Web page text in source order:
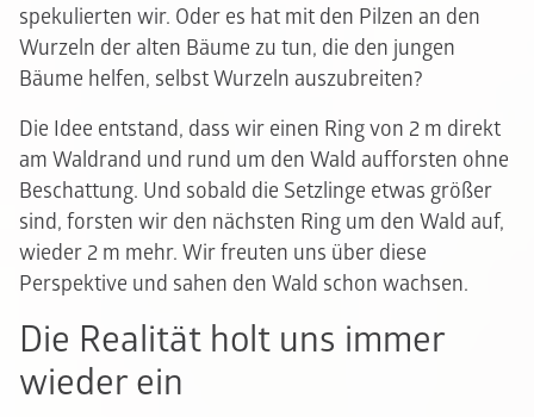
spekulierten wir. Oder es hat mit den Pilzen an den
Wurzeln der alten Bäume zu tun, die den jungen
Bäume helfen, selbst Wurzeln auszubreiten?
Die Idee entstand, dass wir einen Ring von 2 m direkt
am Waldrand und rund um den Wald aufforsten ohne
Beschattung. Und sobald die Setzlinge etwas größer
sind, forsten wir den nächsten Ring um den Wald auf,
wieder 2 m mehr. Wir freuten uns über diese
Perspektive und sahen den Wald schon wachsen.
Die Realität holt uns immer
wieder ein